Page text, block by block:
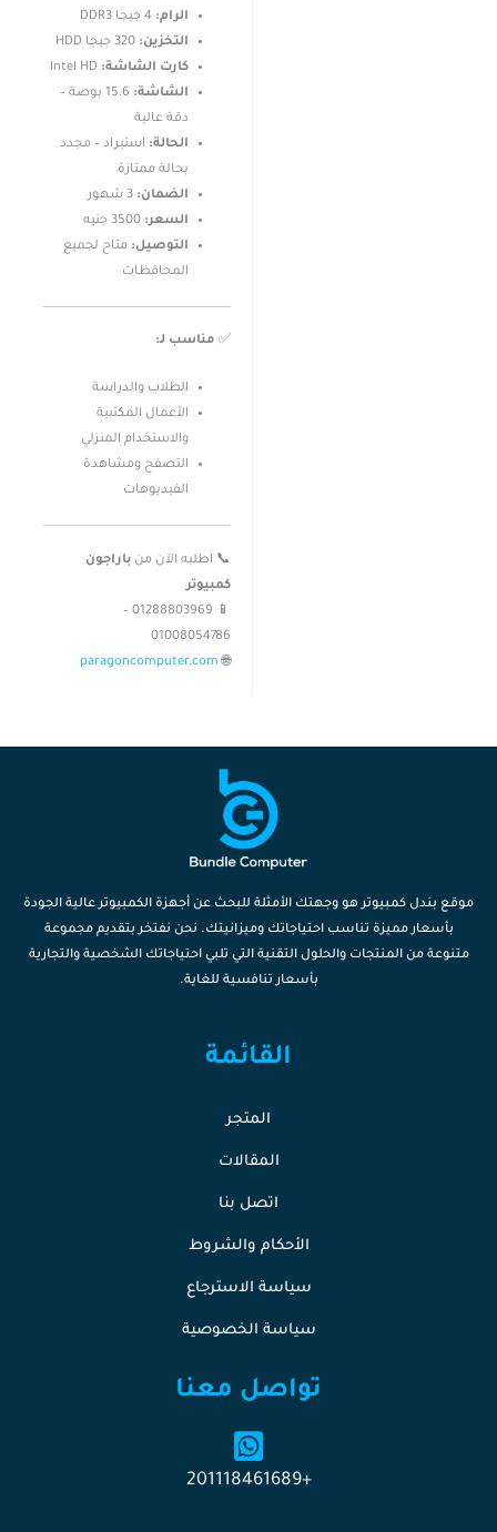
الرام: 4 جيجا DDR3
التخزين: 320 جيجا HDD
كارت الشاشة:
الشاشة:
15.6 بوصة –
دقة عالية
الحالة: استيراد – مجدد
بحالة ممتازة
الضمان: 3 شهور
السعر: 3500 جنيه
التوصيل: متاح لجميع
المحافظات
✅ مناسب لـ:
الطلاب والدراسة
الأعمال المكتبية
والاستخدام المنزلي
التصفح ومشاهدة
الفيديوهات
📞 اطلبه الآن منباراجون
كمبيوتر
📱 01288803969 –
01008054786
🌐
paragoncomputer.com
موقع بندل كمبيوتر هو وجهتك الأمثلة للبحث عن أجهزة الكمبيوتر عالية الجودة
بأسعار مميزة تناسب احتياجاتك وميزانيتك. نحن نفتخر بتقديم مجموعة
متنوعة من المنتجات والحلول التقنية التي تلبي احتياجاتك الشخصية والتجارية
بأسعار تنافسية للغاية.
القائمة
المتجر
المقالات
اتصل بنا
الأحكام والشروط
سياسة الاسترجاع
سياسة الخصوصية
تواصل معنا
+201118461689